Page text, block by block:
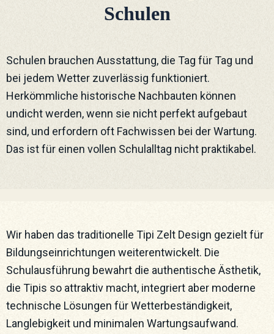
Schulen
Schulen brauchen Ausstattung, die Tag für Tag und
bei jedem Wetter zuverlässig funktioniert.
Herkömmliche historische Nachbauten können
undicht werden, wenn sie nicht perfekt aufgebaut
sind, und erfordern oft Fachwissen bei der Wartung.
Das ist für einen vollen Schulalltag nicht praktikabel.
Wir haben das traditionelle Tipi Zelt Design gezielt für
Bildungseinrichtungen weiterentwickelt. Die
Schulausführung bewahrt die authentische Ästhetik,
die Tipis so attraktiv macht, integriert aber moderne
technische Lösungen für Wetterbeständigkeit,
Langlebigkeit und minimalen Wartungsaufwand.